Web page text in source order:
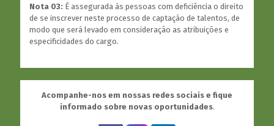
Nota 03: É assegurada às pessoas com deficiência o direito
de se inscrever neste processo de captação de talentos, de
modo que será levado em consideração as atribuições e
especificidades do cargo.
Acompanhe-nos em nossas redes sociais e fique
informado sobre novas oportunidades.